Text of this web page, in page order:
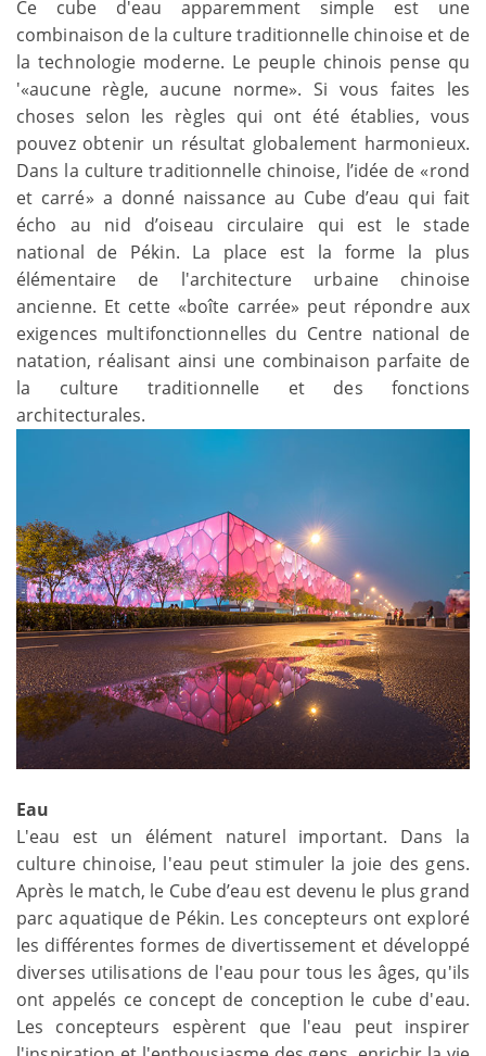
Ce cube d'eau apparemment simple est une
combinaison de la culture traditionnelle chinoise et de
la technologie moderne. Le peuple chinois pense qu
'«aucune règle, aucune norme». Si vous faites les
choses selon les règles qui ont été établies, vous
pouvez obtenir un résultat globalement harmonieux.
Dans la culture traditionnelle chinoise, l’idée de «rond
et carré» a donné naissance au Cube d’eau qui fait
écho au nid d’oiseau circulaire qui est le stade
national de Pékin. La place est la forme la plus
élémentaire de l'architecture urbaine chinoise
ancienne. Et cette «boîte carrée» peut répondre aux
exigences multifonctionnelles du Centre national de
natation, réalisant ainsi une combinaison parfaite de
la culture traditionnelle et des fonctions
architecturales.
Eau
L'eau est un élément naturel important. Dans la
culture chinoise, l'eau peut stimuler la joie des gens.
Après le match, le Cube d’eau est devenu le plus grand
parc aquatique de Pékin. Les concepteurs ont exploré
les différentes formes de divertissement et développé
diverses utilisations de l'eau pour tous les âges, qu'ils
ont appelés ce concept de conception le cube d'eau.
Les concepteurs espèrent que l'eau peut inspirer